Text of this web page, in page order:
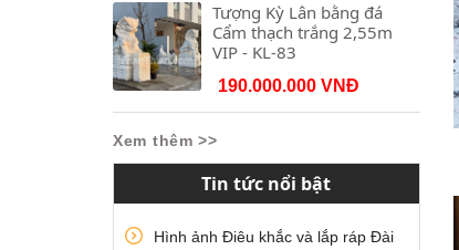
Tượng Kỳ Lân bằng đá
Cẩm thạch trắng 2,55m
VIP - KL-83
190.000.000 VNĐ
Xem thêm >>
Tin tức nổi bật
Hình ảnh Điêu khắc và lắp ráp Đài